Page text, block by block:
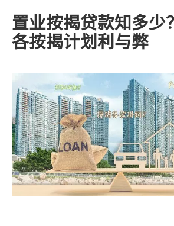
置业按揭贷款知多少
各按揭计划利与弊